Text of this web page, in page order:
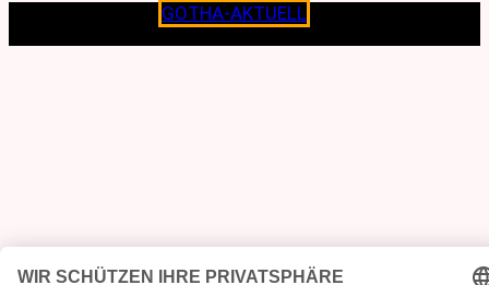
GOTHA-AKTUELL
Lokalen verpflichtet.